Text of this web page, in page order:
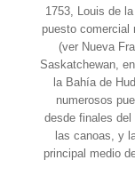
1753, Louis de
puesto comercial
(ver Nueva
Saskatchewan,
la Bahía de
numerosos
desde finales
las canoas, y
principal medio